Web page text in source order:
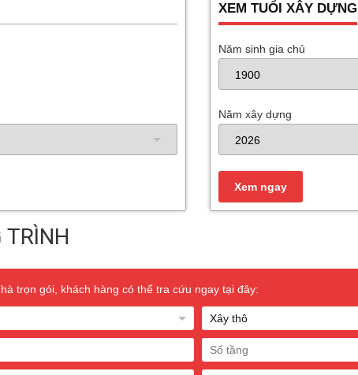
XEM TUỔI XÂY DỰNG
Năm sinh gia chủ
Năm xây dựng
trọn gói, khách hàng có thể tra cứu ngay tại đây: